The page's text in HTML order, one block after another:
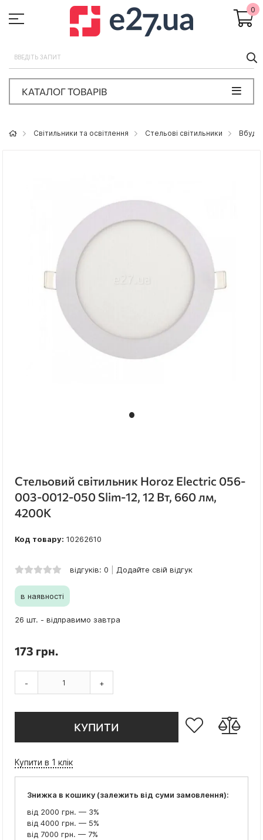
0
КАТАЛОГ ТОВАРІВ
Світильники та освітлення Стельові світильники
Стельовий світильник Horoz Electric 056-
003-0012-050 Slim-12, 12 Вт, 660 лм,
4200K
Код товару: 10262610
відгуків: 0 Додайте свій відгук
в наявності
26 шт. - відправимо завтра
173 грн.
- +
КУПИТИ
Купити в 1 клік
Знижка в кошику (залежить від суми замовлення):
від 2000 грн. — 3%
від 4000 грн. — 5%
від 7000 грн. — 7%